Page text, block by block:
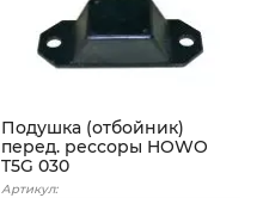
Подушка (отбойник)
перед. рессоры HOWO
T5G 030
Артикул: